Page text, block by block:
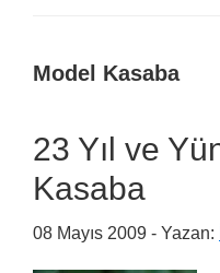
Model Kasaba
23 Yıl ve
Kasaba
08 Mayıs 2009 - Yazan: